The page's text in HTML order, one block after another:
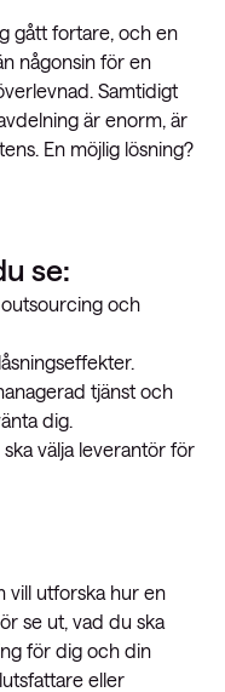
gått fortare, och en
någonsin för en
Samtidigt
är enorm, är
En möjlig lösning?
se:
och
tjänst och
dig.
välja leverantör för
vill utforska hur en
se ut, vad du ska
för dig och din
eller